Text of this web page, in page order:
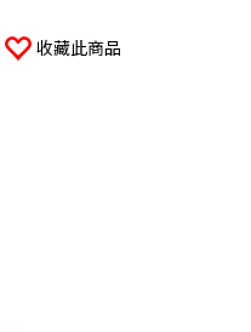
收藏此商品